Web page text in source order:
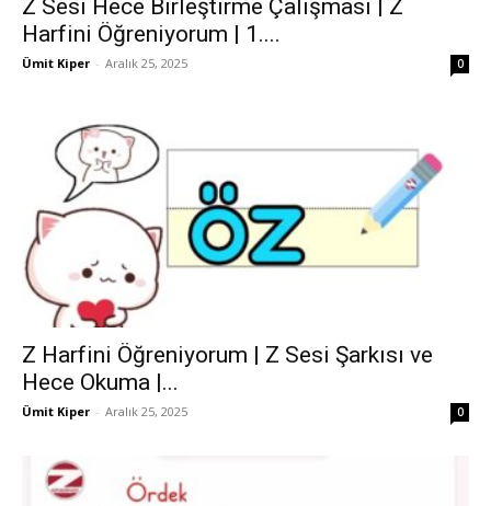
Z Sesi Hece Birleştirme Çalışması | Z
Harfini Öğreniyorum | 1....
Ümit Kiper - Aralık 25, 2025 0
Z Harfini Öğreniyorum | Z Sesi Şarkısı ve
Hece Okuma |...
Ümit Kiper - Aralık 25, 2025 0